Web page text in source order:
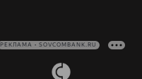
РЕКЛАМА • SOVCOMBANK.RU